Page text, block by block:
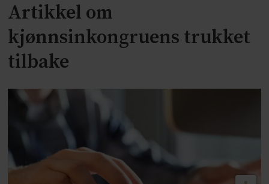
Artikkel om
kjønnsinkongruens trukket
tilbake